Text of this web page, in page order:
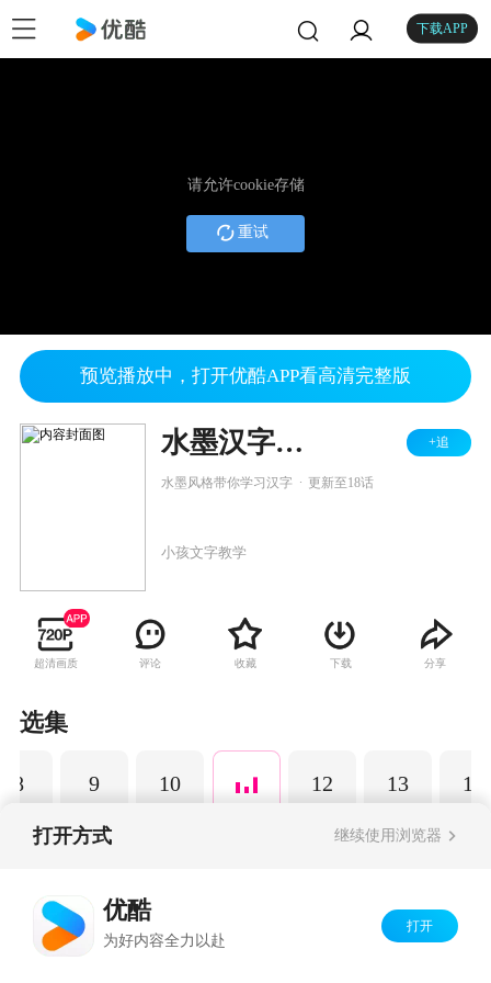
下载APP
请允许cookie存储
重试
预览播放中，打开优酷APP看高清完整版
水墨汉字小动画 +追
水墨风格带你学习汉字 更新至18话
小孩文字教学
超清画质 评论 收藏 下载 分享
选集
8 9 10 12 13 14
打开方式 继续使用浏览器
优酷
为好内容全力以赴
打开